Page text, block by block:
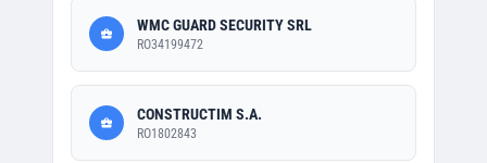
WMC GUARD SECURITY SRL
RO34199472
CONSTRUCTIM S.A.
RO1802843